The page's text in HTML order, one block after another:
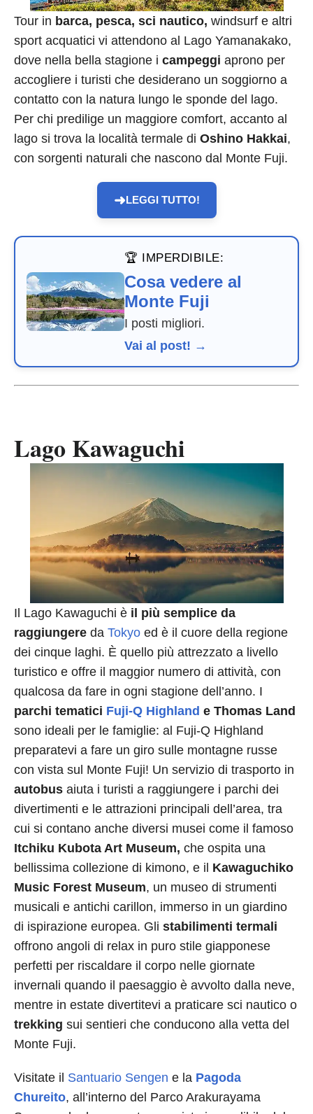
Tour in barca, pesca, sci nautico, windsurf e altri
sport acquatici vi attendono al Lago Yamanakako,
dove nella bella stagione i campeggi aprono per
accogliere i turisti che desiderano un soggiorno a
contatto con la natura lungo le sponde del lago.
Per chi predilige un maggiore comfort, accanto al
lago si trova la località termale di Oshino Hakkai,
con sorgenti naturali che nascono dal Monte Fuji.
➜LEGGI TUTTO!
🏆 IMPERDIBILE:
Cosa vedere al
Monte Fuji
I posti migliori.
Vai al post! →
Lago Kawaguchi
Il Lago Kawaguchi è il più semplice da
raggiungere da Tokyo ed è il cuore della regione
dei cinque laghi. È quello più attrezzato a livello
turistico e offre il maggior numero di attività, con
qualcosa da fare in ogni stagione dell’anno. I
parchi tematici Fuji-Q Highland e Thomas Land
sono ideali per le famiglie: al Fuji-Q Highland
preparatevi a fare un giro sulle montagne russe
con vista sul Monte Fuji! Un servizio di trasporto in
autobus aiuta i turisti a raggiungere i parchi dei
divertimenti e le attrazioni principali dell’area, tra
cui si contano anche diversi musei come il famoso
Itchiku Kubota Art Museum, che ospita una
bellissima collezione di kimono, e il Kawaguchiko
Music Forest Museum, un museo di strumenti
musicali e antichi carillon, immerso in un giardino
di ispirazione europea. Gli stabilimenti termali
offrono angoli di relax in puro stile giapponese
perfetti per riscaldare il corpo nelle giornate
invernali quando il paesaggio è avvolto dalla neve,
mentre in estate divertitevi a praticare sci nautico o
trekking sui sentieri che conducono alla vetta del
Monte Fuji.
Visitate il Santuario Sengen e la Pagoda
Chureito, all’interno del Parco Arakurayama